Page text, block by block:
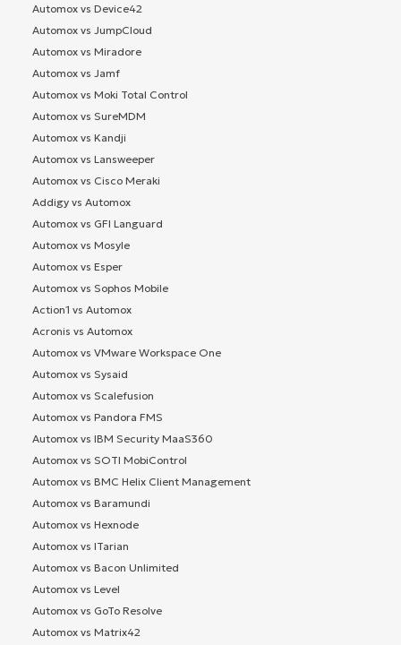
Automox vs Device42
Automox vs JumpCloud
Automox vs Miradore
Automox vs Jamf
Automox vs Moki Total Control
Automox vs SureMDM
Automox vs Kandji
Automox vs Lansweeper
Automox vs Cisco Meraki
Addigy vs Automox
Automox vs GFI Languard
Automox vs Mosyle
Automox vs Esper
Automox vs Sophos Mobile
Action1 vs Automox
Acronis vs Automox
Automox vs VMware Workspace One
Automox vs Sysaid
Automox vs Scalefusion
Automox vs Pandora FMS
Automox vs IBM Security MaaS360
Automox vs SOTI MobiControl
Automox vs BMC Helix Client Management
Automox vs Baramundi
Automox vs Hexnode
Automox vs ITarian
Automox vs Bacon Unlimited
Automox vs Level
Automox vs GoTo Resolve
Automox vs Matrix42